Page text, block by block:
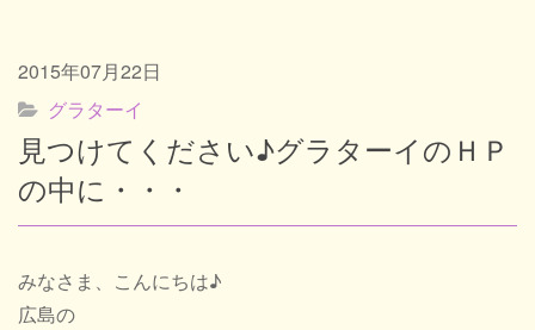
見つけてください♪グラターイのＨＰ
の中に・・・
2015年07月22日
グラターイ
みなさま、こんにちは♪
広島の